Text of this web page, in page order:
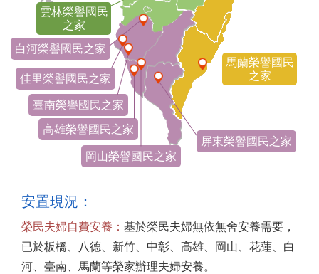
雲林榮譽國民
之家
白河榮譽國民之家
佳里榮譽國民之家
臺南榮譽國民之家
高雄榮譽國民之家
岡山榮譽國民之家
屏東榮譽國民之家
馬蘭榮譽國民
之家
安置現況：
榮民夫婦自費安養： 基於榮民夫婦無依無舍安養需要，
已於板橋、八德、新竹、中彰、高雄、岡山、花蓮、白
河、臺南、馬蘭等榮家辦理夫婦安養。